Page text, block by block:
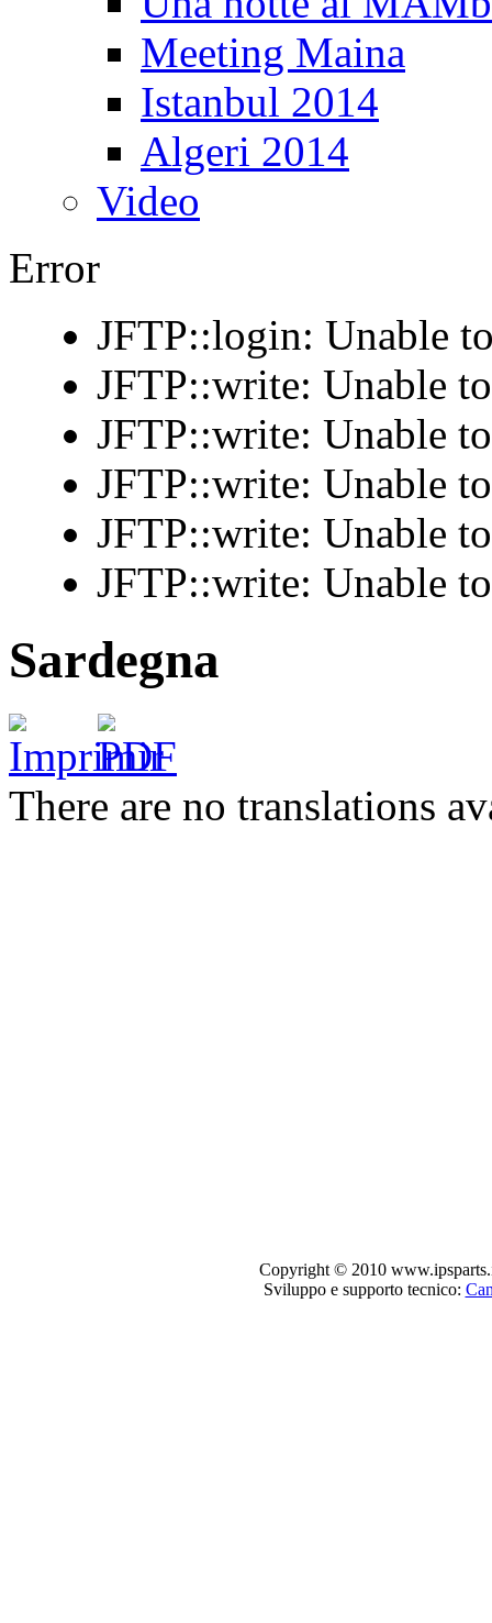
Meeting Maina
Istanbul 2014
Algeri 2014
Video
Error
JFTP::login: Unable
JFTP::write: Unable
JFTP::write: Unable
JFTP::write: Unable
JFTP::write: Unable
JFTP::write: Unable
Sardegna
There are no translations
Copyright © 2010
Sviluppo e supporto tecnico: